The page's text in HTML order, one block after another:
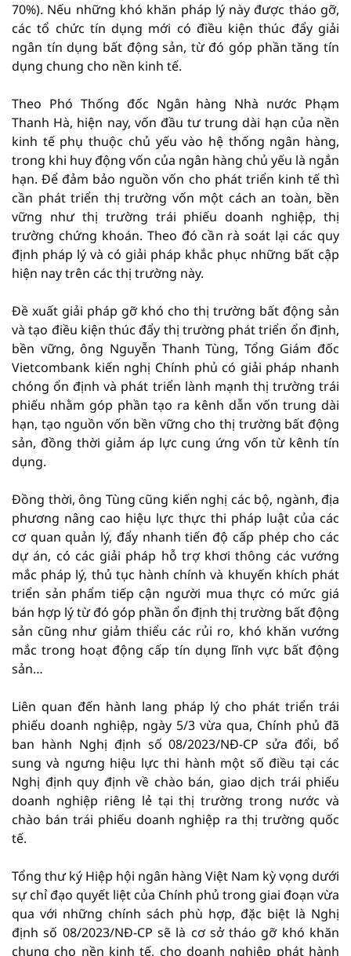
70%). Nếu những khó khăn pháp lý này được tháo gỡ,
các tổ chức tín dụng mới có điều kiện thúc đẩy giải
ngân tín dụng bất động sản, từ đó góp phần tăng tín
dụng chung cho nền kinh tế.
Theo Phó Thống đốc Ngân hàng Nhà nước Phạm
Thanh Hà, hiện nay, vốn đầu tư trung dài hạn của nền
kinh tế phụ thuộc chủ yếu vào hệ thống ngân hàng,
trong khi huy động vốn của ngân hàng chủ yếu là ngắn
hạn. Để đảm bảo nguồn vốn cho phát triển kinh tế thì
cần phát triển thị trường vốn một cách an toàn, bền
vững như thị trường trái phiếu doanh nghiệp, thị
trường chứng khoán. Theo đó cần rà soát lại các quy
định pháp lý và có giải pháp khắc phục những bất cập
hiện nay trên các thị trường này.
Đề xuất giải pháp gỡ khó cho thị trường bất động sản
và tạo điều kiện thúc đẩy thị trường phát triển ổn định,
bền vững, ông Nguyễn Thanh Tùng, Tổng Giám đốc
Vietcombank kiến nghị Chính phủ có giải pháp nhanh
chóng ổn định và phát triển lành mạnh thị trường trái
phiếu nhằm góp phần tạo ra kênh dẫn vốn trung dài
hạn, tạo nguồn vốn bền vững cho thị trường bất động
sản, đồng thời giảm áp lực cung ứng vốn từ kênh tín
dụng.
Đồng thời, ông Tùng cũng kiến nghị các bộ, ngành, địa
phương nâng cao hiệu lực thực thi pháp luật của các
cơ quan quản lý, đẩy nhanh tiến độ cấp phép cho các
dự án, có các giải pháp hỗ trợ khơi thông các vướng
mắc pháp lý, thủ tục hành chính và khuyến khích phát
triển sản phẩm tiếp cận người mua thực có mức giá
bán hợp lý từ đó góp phần ổn định thị trường bất động
sản cũng như giảm thiểu các rủi ro, khó khăn vướng
mắc trong hoạt động cấp tín dụng lĩnh vực bất động
sản…
Liên quan đến hành lang pháp lý cho phát triển trái
phiếu doanh nghiệp, ngày 5/3 vừa qua, Chính phủ đã
ban hành Nghị định số 08/2023/NĐ-CP sửa đổi, bổ
sung và ngưng hiệu lực thi hành một số điều tại các
Nghị định quy định về chào bán, giao dịch trái phiếu
doanh nghiệp riêng lẻ tại thị trường trong nước và
chào bán trái phiếu doanh nghiệp ra thị trường quốc
tế.
Tổng thư ký Hiệp hội ngân hàng Việt Nam kỳ vọng dưới
sự chỉ đạo quyết liệt của Chính phủ trong giai đoạn vừa
qua với những chính sách phù hợp, đặc biệt là Nghị
định số 08/2023/NĐ-CP sẽ là cơ sở tháo gỡ khó khăn
chung cho nền kinh tế, cho doanh nghiệp phát hành